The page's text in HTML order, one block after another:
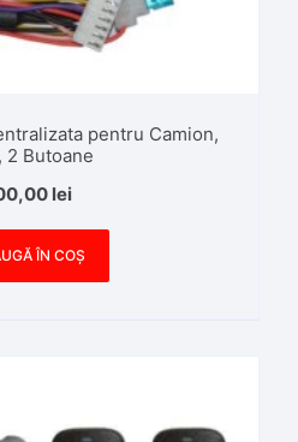
pentru Camion,
2 Butoane
lei
ÎN COȘ